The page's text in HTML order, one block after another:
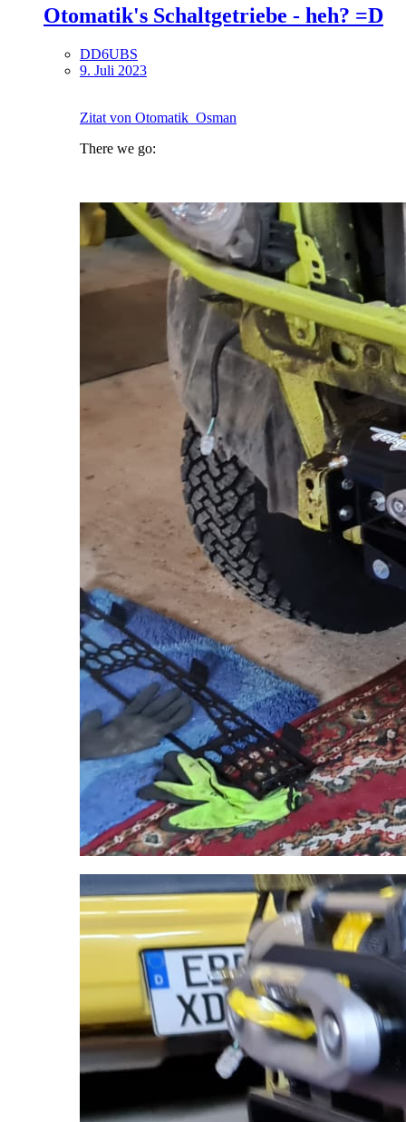
Otomatik's Schaltgetriebe - heh? =D
DD6UBS
9. Juli 2023
Zitat von Otomatik_Osman
There we go: